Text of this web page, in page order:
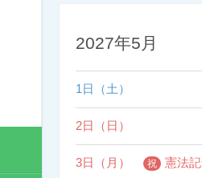
2027年5月
1日（土）
2日（日）
3日（月） 憲法